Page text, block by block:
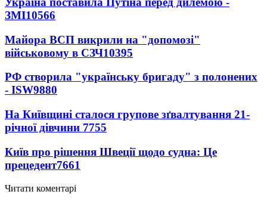
ЗМІ10566
Майора ВСП викрили на "допомозі"
військовому в СЗЧ10395
РФ створила "українську бригаду" з полонених
- ISW9880
На Київщині сталося групове зґвалтування 21-
річної дівчини 7755
Київ про рішення Швеції щодо судна: Це
прецедент7661
Читати коментарі